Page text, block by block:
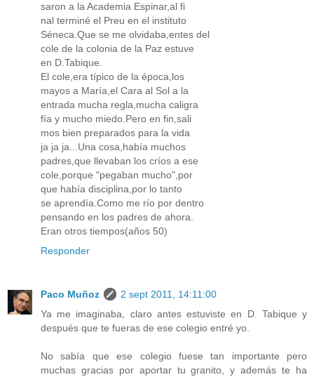
saron a la Academia Espinar,al fi
nal terminé el Preu en el instituto
Séneca.Que se me olvidaba,entes del
cole de la colonia de la Paz estuve
en D.Tabique.
El cole,era típico de la época,los
mayos a María,el Cara al Sol a la
entrada mucha regla,mucha caligra
fía y mucho miedo.Pero en fin,sali
mos bien preparados para la vida
ja ja ja...Una cosa,había muchos
padres,que llevaban los críos a ese
cole,porque "pegaban mucho",por
que había disciplina,por lo tanto
se aprendía.Como me río por dentro
pensando en los padres de ahora.
Eran otros tiempos(años 50)
Responder
Paco Muñoz
2 sept 2011, 14:11:00
Ya me imaginaba, claro antes estuviste en D. Tabique y
después que te fueras de ese colegio entré yo.
No sabía que ese colegio fuese tan importante pero
muchas gracias por aportar tu granito, y además te ha